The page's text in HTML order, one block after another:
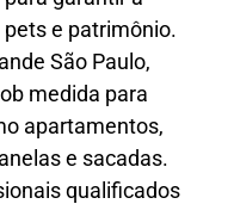
e patrimônio.
São Paulo,
medida para
apartamentos,
e sacadas.
qualificados